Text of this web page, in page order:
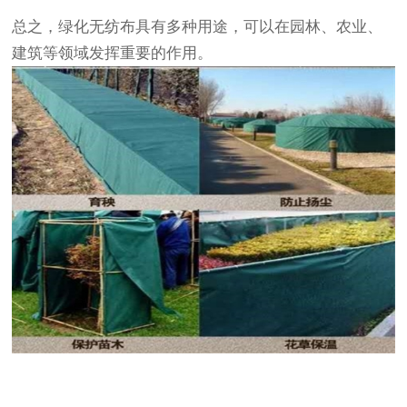
总之，绿化无纺布具有多种用途，可以在园林、农业、
建筑等领域发挥重要的作用。